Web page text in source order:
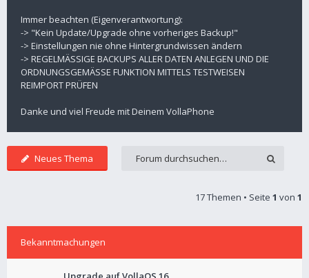
Immer beachten (Eigenverantwortung):
-> "Kein Update/Upgrade ohne vorheriges Backup!"
-> Einstellungen nie ohne Hintergrundwissen ändern
-> REGELMÄSSIGE BACKUPS ALLER DATEN ANLEGEN UND DIE
ORDNUNGSGEMÄSSE FUNKTION MITTELS TESTWEISEN
REIMPORT PRÜFEN
Danke und viel Freude mit Deinem VollaPhone
Neues Thema
17 Themen • Seite 1 von 1
Bekanntmachungen